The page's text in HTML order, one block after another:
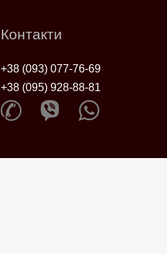
Контакти
+38 (093) 077-76-69
+38 (095) 928-88-81